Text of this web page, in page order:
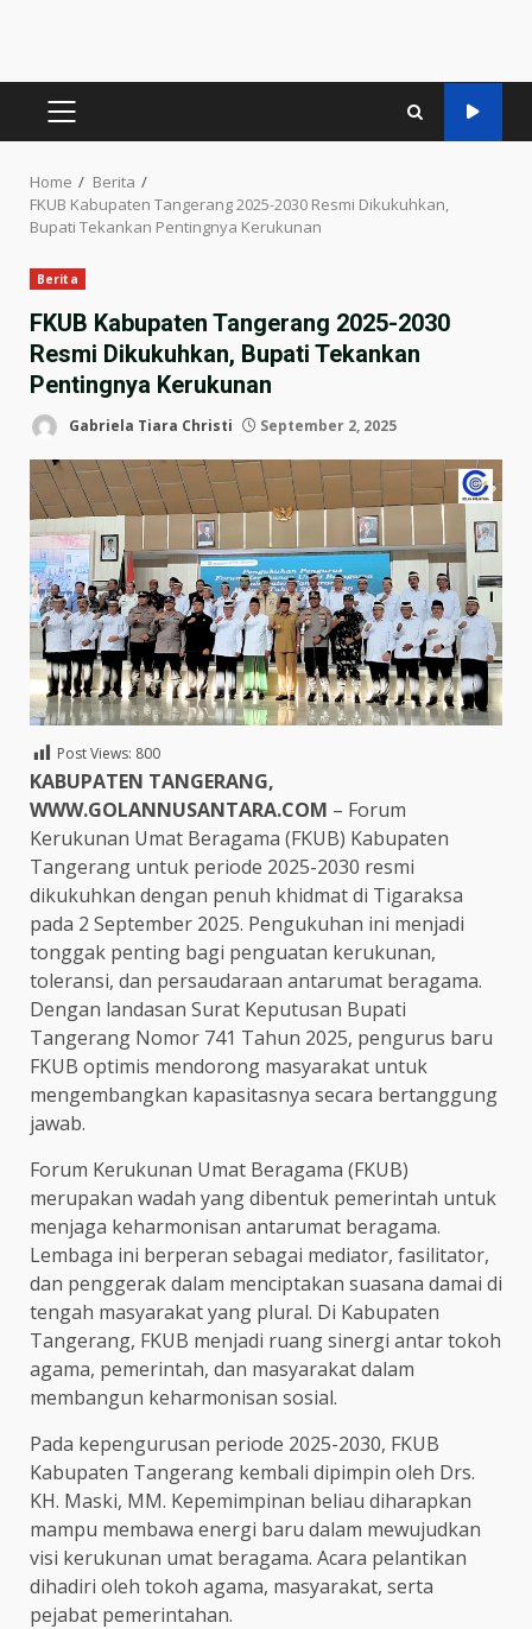
PRIMARY
Home
Berita
FKUB Kabupaten Tangerang 2025-2030 Resmi Dikukuhkan,
Bupati Tekankan Pentingnya Kerukunan
Berita
FKUB Kabupaten Tangerang 2025-2030
Resmi Dikukuhkan, Bupati Tekankan
Pentingnya Kerukunan
Gabriela Tiara Christi September 2, 2025
Post Views: 800
KABUPATEN TANGERANG,
WWW.GOLANNUSANTARA.COM – Forum
Kerukunan Umat Beragama (FKUB) Kabupaten
Tangerang untuk periode 2025-2030 resmi
dikukuhkan dengan penuh khidmat di Tigaraksa
pada 2 September 2025. Pengukuhan ini menjadi
tonggak penting bagi penguatan kerukunan,
toleransi, dan persaudaraan antarumat beragama.
Dengan landasan Surat Keputusan Bupati
Tangerang Nomor 741 Tahun 2025, pengurus baru
FKUB optimis mendorong masyarakat untuk
mengembangkan kapasitasnya secara bertanggung
jawab.
Forum Kerukunan Umat Beragama (FKUB)
merupakan wadah yang dibentuk pemerintah untuk
menjaga keharmonisan antarumat beragama.
Lembaga ini berperan sebagai mediator, fasilitator,
dan penggerak dalam menciptakan suasana damai di
tengah masyarakat yang plural. Di Kabupaten
Tangerang, FKUB menjadi ruang sinergi antar tokoh
agama, pemerintah, dan masyarakat dalam
membangun keharmonisan sosial.
Pada kepengurusan periode 2025-2030, FKUB
Kabupaten Tangerang kembali dipimpin oleh Drs.
KH. Maski, MM. Kepemimpinan beliau diharapkan
mampu membawa energi baru dalam mewujudkan
visi kerukunan umat beragama. Acara pelantikan
dihadiri oleh tokoh agama, masyarakat, serta
pejabat pemerintahan.